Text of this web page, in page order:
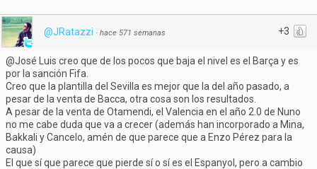
+3
@JRatazzi · hace 571 semanas
@José Luis creo que de los pocos que baja el nivel es el Barça y es
por la sanción Fifa.
Creo que la plantilla del Sevilla es mejor que la del año pasado, a
pesar de la venta de Bacca, otra cosa son los resultados.
A pesar de la venta de Otamendi, el Valencia en el año 2.0 de Nuno
no me cabe duda que va a crecer (además han incorporado a Mina,
Bakkali y Cancelo, amén de que parece que a Enzo Pérez para la
causa)
El que sí que parece que pierde sí o sí es el Espanyol, pero a cambio